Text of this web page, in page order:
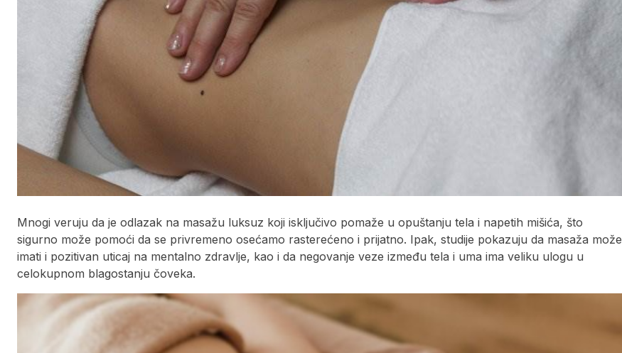
Mnogi veruju da je odlazak na masažu luksuz koji isključivo pomaže u opuštanju tela i napetih mišića, što
sigurno može pomoći da se privremeno osećamo rasterećeno i prijatno. Ipak, studije pokazuju da masaža može
imati i pozitivan uticaj na mentalno zdravlje, kao i da negovanje veze između tela i uma ima veliku ulogu u
celokupnom blagostanju čoveka.